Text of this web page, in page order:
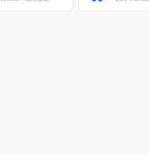
所是Gate.io、MEXC、
CoinW。您